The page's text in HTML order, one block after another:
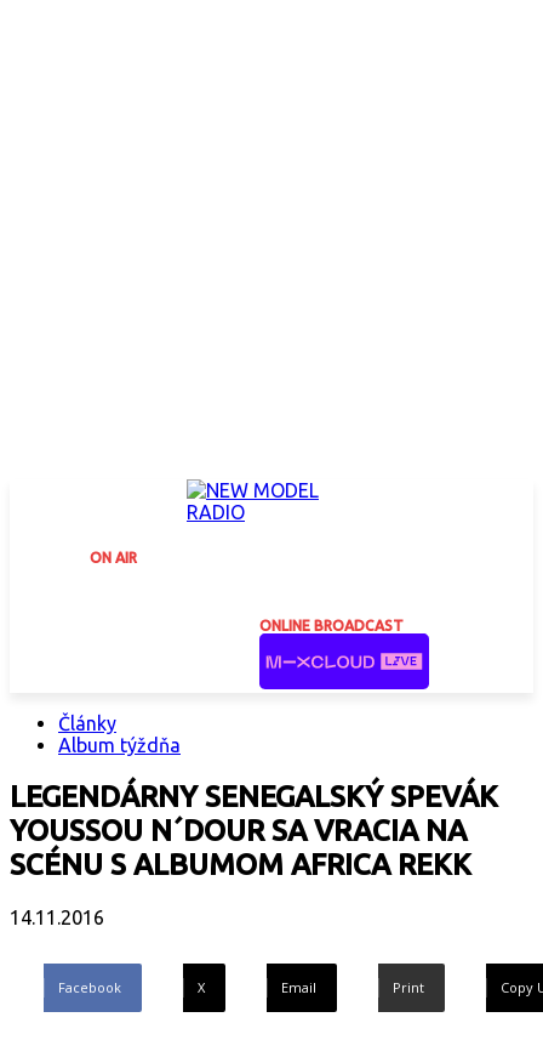
ON AIR
ONLINE BROADCAST
Články
Album týždňa
LEGENDÁRNY SENEGALSKÝ SPEVÁK
YOUSSOU N´DOUR SA VRACIA NA
SCÉNU S ALBUMOM AFRICA REKK
14.11.2016
Facebook X Email Print Copy